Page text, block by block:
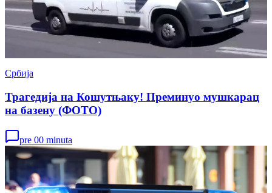
Србија
Трагедија на Кошутњаку! Преминуо мушкарац
на базену (ФОТО)
pre 00 minuta